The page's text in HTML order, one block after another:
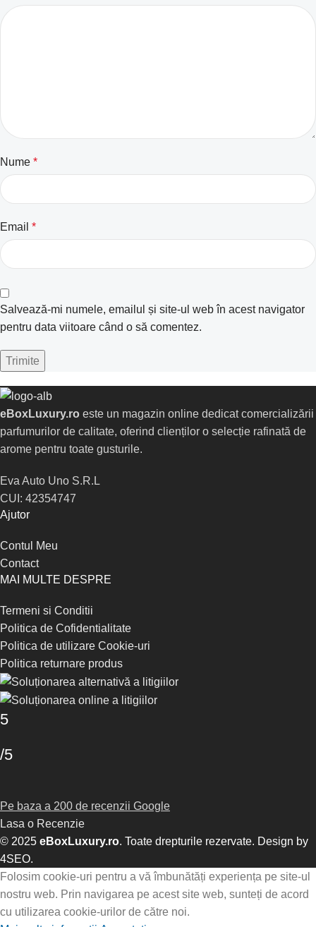
Nume *
Email *
Salvează-mi numele, emailul și site-ul web în acest navigator
pentru data viitoare când o să comentez.
eBoxLuxury.ro este un magazin online dedicat comercializării
parfumurilor de calitate, oferind clienților o selecție rafinată de
arome pentru toate gusturile.
Eva Auto Uno S.R.L
CUI: 42354747
Ajutor
Contul Meu
Contact
MAI MULTE DESPRE
Termeni si Conditii
Politica de Cofidentialitate
Politica de utilizare Cookie-uri
Politica returnare produs
5
/5
Pe baza a 200 de recenzii Google
Lasa o Recenzie
© 2025 eBoxLuxury.ro. Toate drepturile rezervate. Design by
4SEO.
Folosim cookie-uri pentru a vă îmbunătăți experiența pe site-ul
nostru web. Prin navigarea pe acest site web, sunteți de acord
cu utilizarea cookie-urilor de către noi.